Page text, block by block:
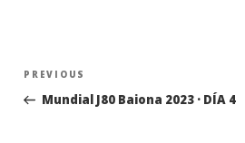
Navegación
entradas
Previous
Post
PREVIOUS
Mundial J80 Baiona 2023 · DÍA 4